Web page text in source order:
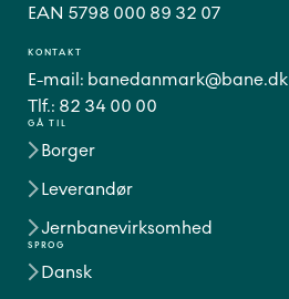
GÅ TIL
Borger
Leverandør
Jernbanevirksomhed
SPROG
Dansk
EAN 5798 000 89 32 07
KONTAKT
E-mail: banedanmark@bane.dk
Tlf.: 82 34 00 00